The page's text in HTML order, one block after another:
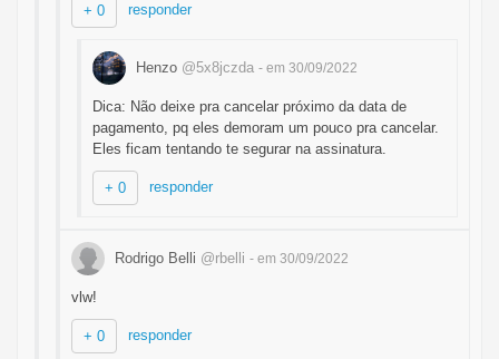
+ 0 responder
Henzo @5x8jczda - em 30/09/2022
Dica: Não deixe pra cancelar próximo da data de
pagamento, pq eles demoram um pouco pra cancelar.
Eles ficam tentando te segurar na assinatura.
+ 0 responder
Rodrigo Belli @rbelli - em 30/09/2022
vlw!
+ 0 responder